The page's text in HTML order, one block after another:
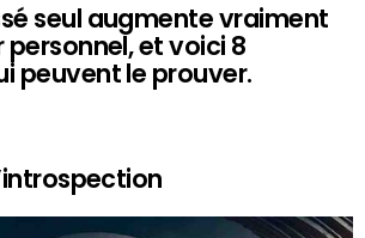
seul augmente vraiment
et voici 8
peuvent le prouver.